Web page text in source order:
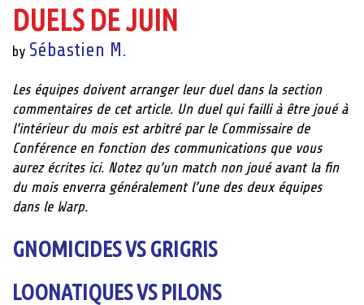
DUELS DE JUIN
by Sébastien M.
Les équipes doivent arranger leur duel dans la section
commentaires de cet article. Un duel qui failli à être joué à
l’intérieur du mois est arbitré par le Commissaire de
Conférence en fonction des communications que vous
aurez écrites ici. Notez qu’un match non joué avant la fin
du mois enverra généralement l’une des deux équipes
dans le Warp.
GNOMICIDES VS GRIGRIS
LOONATIQUES VS PILONS